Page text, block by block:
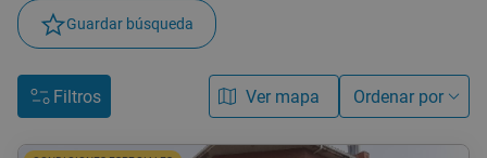
Guardar búsqueda
Filtros Ver mapa Ordenar por